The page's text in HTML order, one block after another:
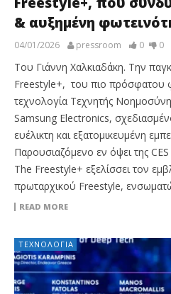
& αυξημένη
04/01/2026 pressroom 0 0
Του Γιάννη Χαλκιαδάκη. Την
Freestyle+, του πιο πρόσφατου
τεχνολογία Τεχνητής
Samsung Electronics,
ευέλικτη και εξατομικευμένη
Παρουσιαζόμενο εν όψει της
The Freestyle+ εξελίσσει τον
πρωταρχικού Freestyle,
READ MORE
ΤΕΧΝΟΛΟΓΊΑ